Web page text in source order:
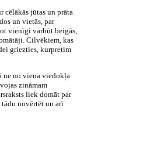
cēlākās jūtas un prāta
un vietās, par
vienīgi varbūt beigās,
Cilvēkiem, kas
griezties, kurpretim
ne no viena viedokļa
zināmam
liek domāt par
novērtēt un arī